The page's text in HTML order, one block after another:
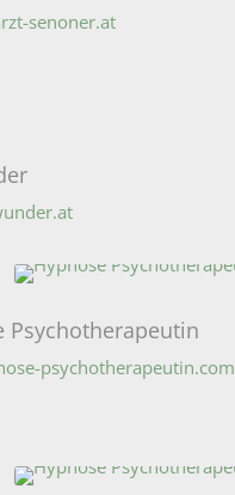
senoner.at
Psychotherapeutin
psychotherapeutin.com